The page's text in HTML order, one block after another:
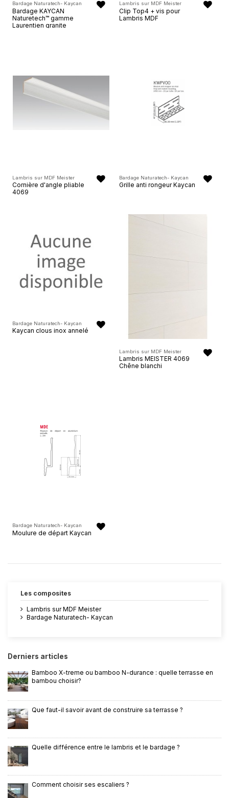
Bardage Naturatech- Kaycan
Bardage KAYCAN
Naturetech™ gamme
Laurentien granite
Lambris sur MDF Meister
Clip Top4 + vis pour
Lambris MDF
Lambris sur MDF Meister
Cornière d'angle pliable
4069
Bardage Naturatech- Kaycan
Grille anti rongeur Kaycan
Bardage Naturatech- Kaycan
Kaycan clous inox annelé
Lambris sur MDF Meister
Lambris MEISTER 4069
Chêne blanchi
Bardage Naturatech- Kaycan
Moulure de départ Kaycan
Les composites
Lambris sur MDF Meister
Bardage Naturatech- Kaycan
Derniers articles
Bamboo X-treme ou bamboo N-durance : quelle terrasse en
bambou choisir?
Que faut-il savoir avant de construire sa terrasse ?
Quelle différence entre le lambris et le bardage ?
Comment choisir ses escaliers ?